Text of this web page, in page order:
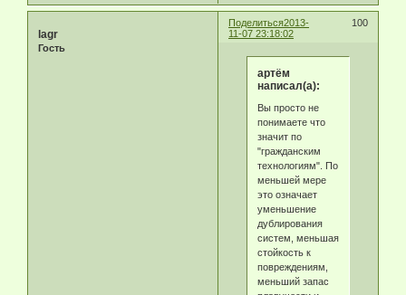
Поделиться 100
2013-
11-07 23:18:02
lagr
Гость
артём
написал(а):
Вы просто не
понимаете что
значит по
"гражданским
технологиям". По
меньшей мере
это означает
уменьшение
дублирования
систем, меньшая
стойкость к
повреждениям,
меньший запас